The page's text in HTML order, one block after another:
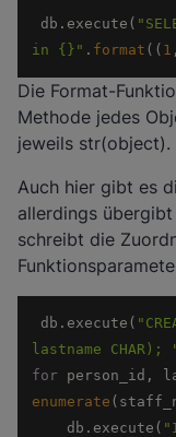
db.execute(
in {}" . format (( 1 ,
Die Format-
Methode jedes
jeweils str(object).
Auch hier gibt es
allerdings
schreibt die
db.execute(
lastname CHAR);
for person_id,
enumerate
    db.execute(